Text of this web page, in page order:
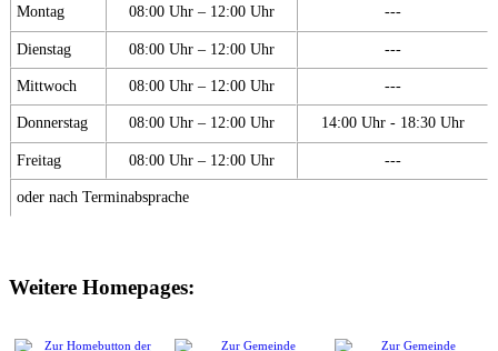
Montag 08:00 Uhr – 12:00 Uhr ---
Dienstag 08:00 Uhr – 12:00 Uhr ---
Mittwoch 08:00 Uhr – 12:00 Uhr ---
Donnerstag 08:00 Uhr – 12:00 Uhr 14:00 Uhr - 18:30 Uhr
Freitag 08:00 Uhr – 12:00 Uhr ---
oder nach Terminabsprache
Weitere Homepages: